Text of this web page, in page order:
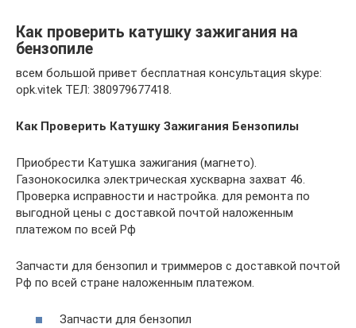
Как проверить катушку зажигания на
бензопиле
всем большой привет бесплатная консультация skype:
opk.vitek ТЕЛ: 380979677418.
Как Проверить Катушку Зажигания Бензопилы
Приобрести Катушка зажигания (магнето).
Газонокосилка электрическая хускварна захват 46.
Проверка исправности и настройка. для ремонта по
выгодной цены с доставкой почтой наложенным
платежом по всей Рф
Запчасти для бензопил и триммеров с доставкой почтой
Рф по всей стране наложенным платежом.
Запчасти для бензопил